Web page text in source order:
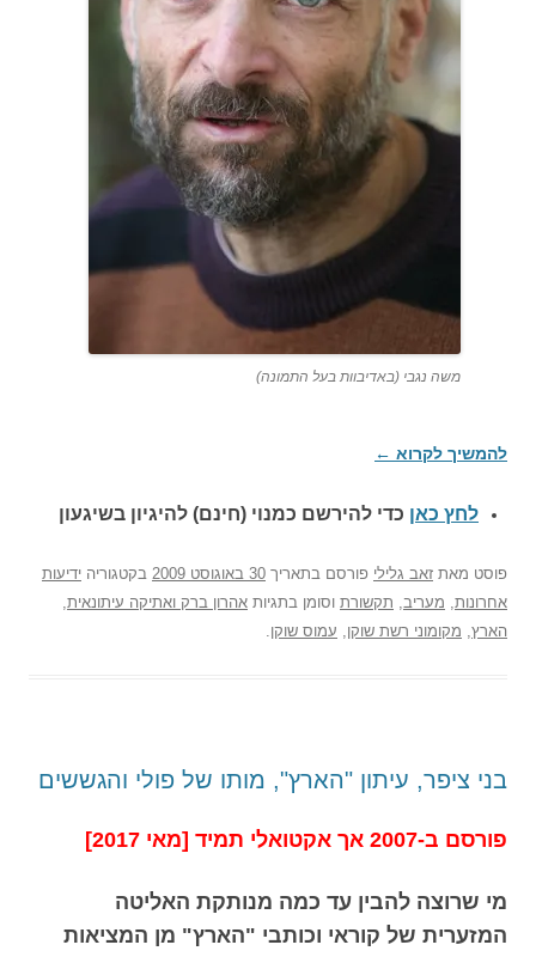
משה נגבי (באדיבוות בעל התמונה)
להמשיך לקרוא ←
לחץ כאן כדי להירשם כמנוי (חינם) להיגיון בשיגעון
פוסט מאת זאב גלילי פורסם בתאריך 30 באוגוסט 2009 בקטגוריה ידיעות
אחרונות מעריב תקשורת וסומן בתגיות אהרון ברק ואתיקה עיתונאית
הארץ מקומוני רשת שוקן עמוס שוקן
בני ציפר, עיתון "הארץ", מותו של פולי והגששים
פורסם ב-2007 אך אקטואלי תמיד [מאי 2017]
מי שרוצה להבין עד כמה מנותקת האליטה
המזערית של קוראי וכותבי "הארץ" מן המציאות